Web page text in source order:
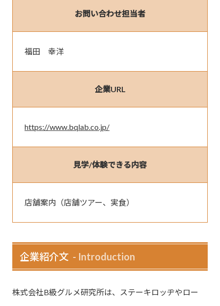
お問い合わせ担当者
福田　幸洋
企業URL
https://www.bqlab.co.jp/
見学/体験できる内容
店舗案内（店舗ツアー、実食）
企業紹介文 Introduction
株式会社B級グルメ研究所は、ステーキロッヂやロー